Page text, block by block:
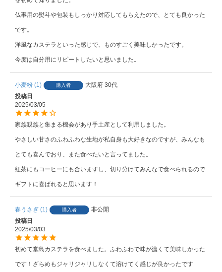
仏事用の熨斗や包装もしっかり対応してもらえたので、とても良かった
です。
洋風なカステラといった感じで、ものすごく美味しかったです。
今度は自分用にリピートしたいと思いました。
小麦粉 1 購入者 大阪府 30代
投稿日
2025/03/05
家族親族と集まる機会があり手土産として利用しました。
やさしい甘さのふわふわな生地が私自身も大好きなのですが、みんなも
とても喜んでおり、また食べたいと言ってました。
紅茶にもコーヒーにも合いますし、切り分けてみんなで食べられるので
ギフトに喜ばれると思います！
春うさぎ 1 購入者
非公開
投稿日
2025/03/03
初めて堂島カステラを食べました。ふわふわで味が濃くて美味しかった
です！ざらめもジャリジャリしなくて溶けてく感じが良かったです